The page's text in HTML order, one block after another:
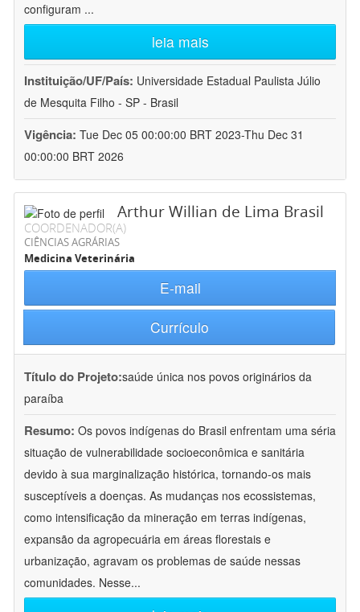
configuram ...
leia mais
Instituição/UF/País: Universidade Estadual Paulista Júlio
de Mesquita Filho - SP - Brasil
Vigência: Tue Dec 05 00:00:00 BRT 2023-Thu Dec 31
00:00:00 BRT 2026
Arthur Willian de Lima Brasil
COORDENADOR(A)
CIÊNCIAS AGRÁRIAS
Medicina Veterinária
E-mail
Currículo
Título do Projeto:saúde única nos povos originários da
paraíba
Resumo: Os povos indígenas do Brasil enfrentam uma séria
situação de vulnerabilidade socioeconômica e sanitária
devido à sua marginalização histórica, tornando-os mais
susceptíveis a doenças. As mudanças nos ecossistemas,
como intensificação da mineração em terras indígenas,
expansão da agropecuária em áreas florestais e
urbanização, agravam os problemas de saúde nessas
comunidades. Nesse...